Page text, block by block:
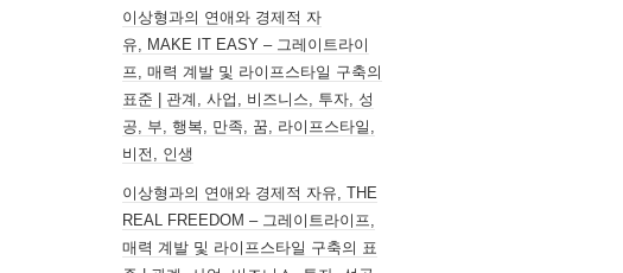
이상형과의 연애와 경제적 자
유, MAKE IT EASY – 그레이트라이
프, 매력 계발 및 라이프스타일 구축의
표준 | 관계, 사업, 비즈니스, 투자, 성
공, 부, 행복, 만족, 꿈, 라이프스타일,
비전, 인생
이상형과의 연애와 경제적 자유, THE
REAL FREEDOM – 그레이트라이프,
매력 계발 및 라이프스타일 구축의 표